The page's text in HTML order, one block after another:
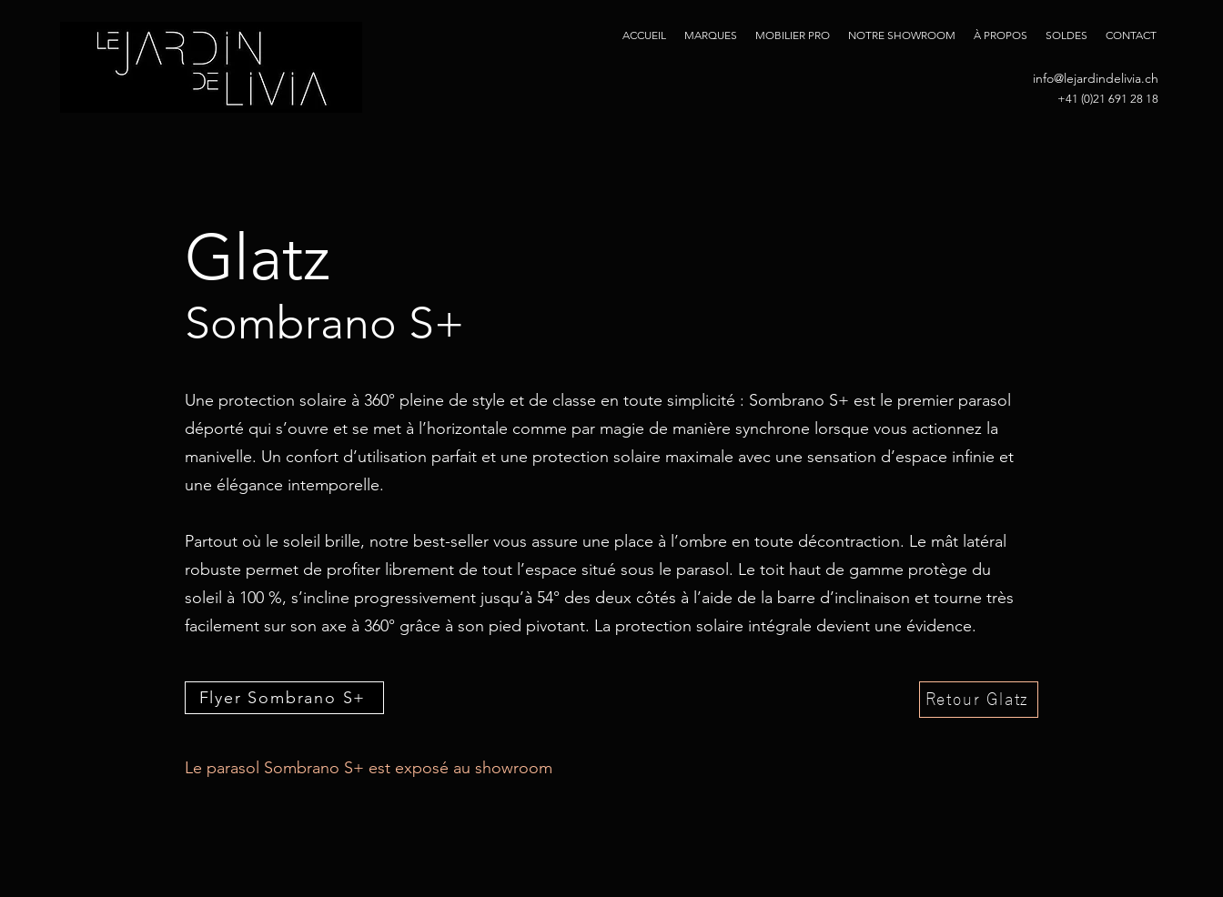
ACCUEIL MARQUES MOBILIER PRO NOTRE SHOWROOM À PROPOS SOLDES CONTACT
info@lejardindelivia.ch
+41 (0)21 691 28 18
Glatz
Sombrano S+
Une protection solaire à 360° pleine de style et de classe en toute simplicité : Sombrano S+ est le premier parasol
déporté qui s’ouvre et se met à l’horizontale comme par magie de manière synchrone lorsque vous actionnez la
manivelle. Un confort d’utilisation parfait et une protection solaire maximale avec une sensation d’espace infinie et
une élégance intemporelle.
Partout où le soleil brille, notre best-seller vous assure une place à l’ombre en toute décontraction. Le mât latéral
robuste permet de profiter librement de tout l’espace situé sous le parasol. Le toit haut de gamme protège du
soleil à 100 %, s’incline progressivement jusqu’à 54° des deux côtés à l’aide de la barre d’inclinaison et tourne très
facilement sur son axe à 360° grâce à son pied pivotant. La protection solaire intégrale devient une évidence.
Flyer Sombrano S+ Retour Glatz
Le parasol Sombrano S+ est exposé au showroom